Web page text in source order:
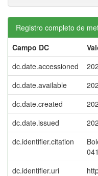
Registro completo de
Campo DC
dc.date.accessioned
dc.date.available
dc.date.created
dc.date.issued
dc.identifier.citation
dc.identifier.uri